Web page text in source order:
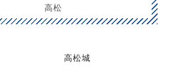
高松
高松城